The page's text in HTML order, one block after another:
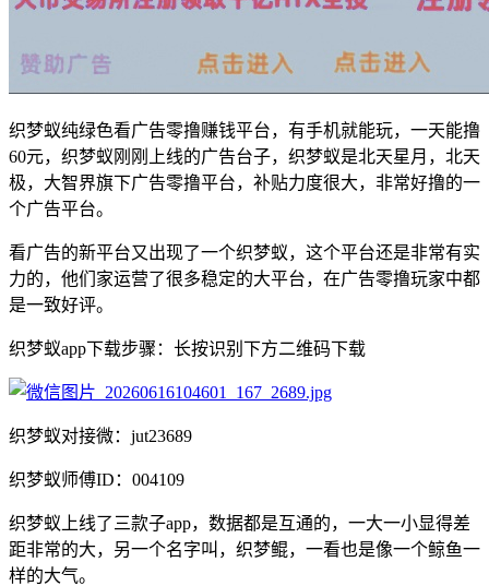
织梦蚁纯绿色看广告零撸赚钱平台，有手机就能玩，一天能撸
60元，织梦蚁刚刚上线的广告台子，织梦蚁是北天星月，北天
极，大智界旗下广告零撸平台，补贴力度很大，非常好撸的一
个广告平台。
看广告的新平台又出现了一个织梦蚁，这个平台还是非常有实
力的，他们家运营了很多稳定的大平台，在广告零撸玩家中都
是一致好评。
织梦蚁app下载步骤：长按识别下方二维码下载
织梦蚁对接微：jut23689
织梦蚁师傅ID：004109
织梦蚁上线了三款子app，数据都是互通的，一大一小显得差
距非常的大，另一个名字叫，织梦鲲，一看也是像一个鲸鱼一
样的大气。